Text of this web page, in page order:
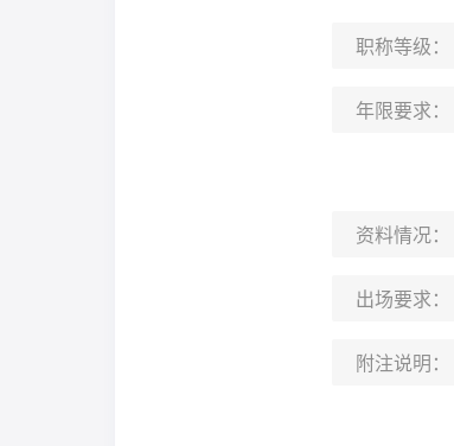
职称等级：
年限要求：
资料情况：
出场要求：
附注说明：